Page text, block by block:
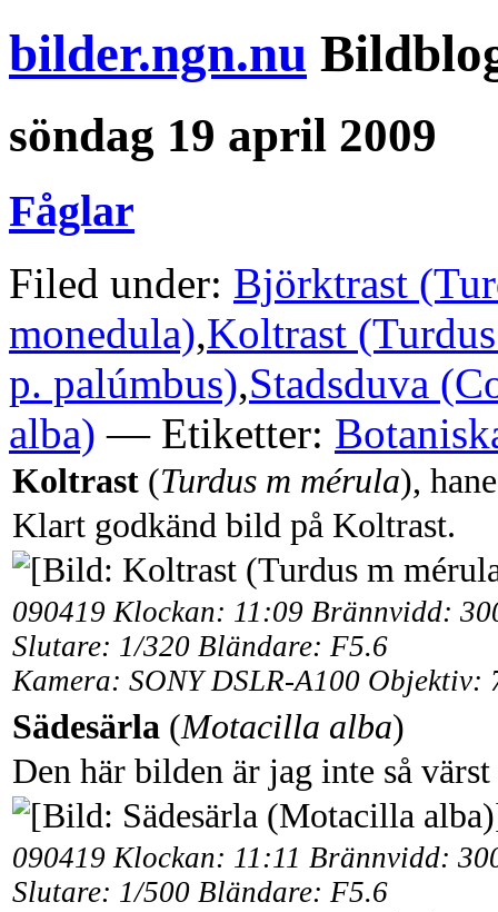
bilder.ngn.nu
söndag 19 april 2009
Fåglar
Filed under: Björktrast
monedula),Koltrast
p. palúmbus),Stadsduva
alba) — Etiketter:
Koltrast (Turdus m mérula), hane
Klart godkänd bild på Koltrast.
090419 Klockan: 11:09 Brännvidd:
Slutare: 1/320 Bländare: F5.6
Kamera: SONY DSLR-A100
Sädesärla (Motacilla alba)
Den här bilden är jag inte så
090419 Klockan: 11:11 Brännvidd:
Slutare: 1/500 Bländare: F5.6